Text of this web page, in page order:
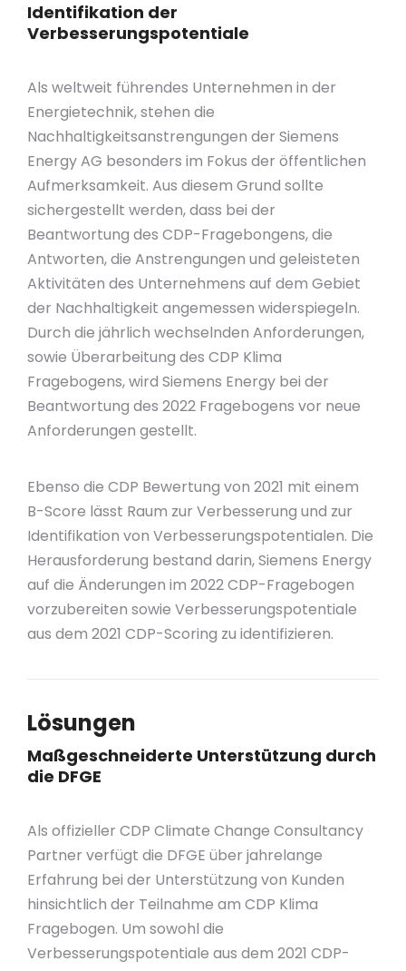
Identifikation der
Verbesserungspotentiale
Als weltweit führendes Unternehmen in der
Energietechnik, stehen die
Nachhaltigkeitsanstrengungen der Siemens
Energy AG besonders im Fokus der öffentlichen
Aufmerksamkeit. Aus diesem Grund sollte
sichergestellt werden, dass bei der
Beantwortung des CDP-Fragebongens, die
Antworten, die Anstrengungen und geleisteten
Aktivitäten des Unternehmens auf dem Gebiet
der Nachhaltigkeit angemessen widerspiegeln.
Durch die jährlich wechselnden Anforderungen,
sowie Überarbeitung des CDP Klima
Fragebogens, wird Siemens Energy bei der
Beantwortung des 2022 Fragebogens vor neue
Anforderungen gestellt.
Ebenso die CDP Bewertung von 2021 mit einem
B-Score lässt Raum zur Verbesserung und zur
Identifikation von Verbesserungspotentialen. Die
Herausforderung bestand darin, Siemens Energy
auf die Änderungen im 2022 CDP-Fragebogen
vorzubereiten sowie Verbesserungspotentiale
aus dem 2021 CDP-Scoring zu identifizieren.
Lösungen
Maßgeschneiderte Unterstützung durch
die DFGE
Als offizieller CDP Climate Change Consultancy
Partner verfügt die DFGE über jahrelange
Erfahrung bei der Unterstützung von Kunden
hinsichtlich der Teilnahme am CDP Klima
Fragebogen. Um sowohl die
Verbesserungspotentiale aus dem 2021 CDP-